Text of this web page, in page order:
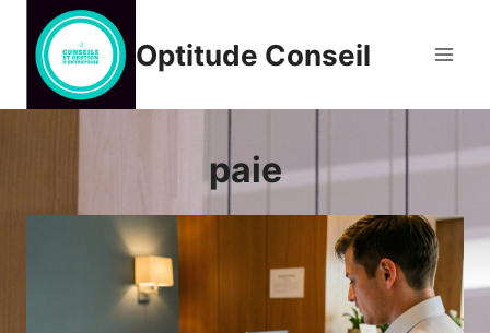
contenu
Optitude Conseil
paie